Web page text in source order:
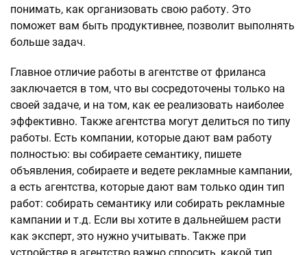
понимать, как организовать свою работу. Это
поможет вам быть продуктивнее, позволит выполнять
больше задач.
Главное отличие работы в агентстве от фриланса
заключается в том, что вы сосредоточены только на
своей задаче, и на том, как ее реализовать наиболее
эффективно. Также агентства могут делиться по типу
работы. Есть компании, которые дают вам работу
полностью: вы собираете семантику, пишете
объявления, собираете и ведете рекламные кампании,
а есть агентства, которые дают вам только один тип
работ: собирать семантику или собирать рекламные
кампании и т.д. Если вы хотите в дальнейшем расти
как эксперт, это нужно учитывать. Также при